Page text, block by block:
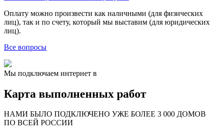
Оплату можно произвести как наличными (для физических
лиц), так и по счету, который мы выставим (для юридических
лиц).
Все вопросы
Мы подключаем интернет в
Карта выполненных работ
НАМИ БЫЛО ПОДКЛЮЧЕНО УЖЕ БОЛЕЕ 3 000 ДОМОВ
ПО ВСЕЙ РОССИИ
57
99
48